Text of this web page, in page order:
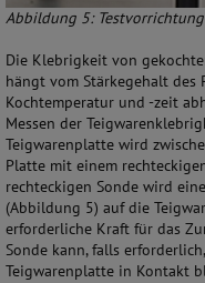
Abbildung 5:
Die Klebrigkeit von
hängt vom Stärkegehalt des
Kochtemperatur und -zeit
Messen der
Teigwarenplatte wird
Platte mit einem
rechteckigen Sonde wird
(Abbildung 5) auf die
erforderliche Kraft für das
Sonde kann, falls
Teigwarenplatte in Kontakt